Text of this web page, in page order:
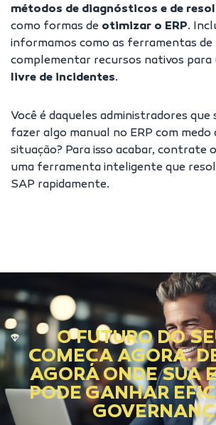
métodos de diagnósticos e de
como formas de otimizar o ERP.
informamos como as ferramentas
complementar recursos nativos para
livre de incidentes.
Você é daqueles administradores que
fazer algo manual no ERP com medo
situação? Para isso acabar, contrate
uma ferramenta inteligente que
SAP rapidamente.
O FUTURO DO
COMEÇA AGORA.
AGORA ONDE SUA
PODE GANHAR